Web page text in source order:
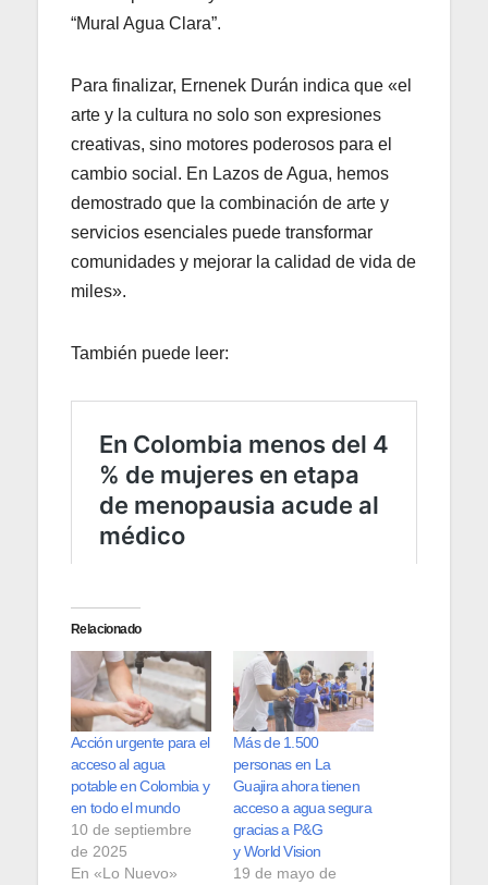
“Mural Agua Clara”.
Para finalizar, Ernenek Durán indica que «el
arte y la cultura no solo son expresiones
creativas, sino motores poderosos para el
cambio social. En Lazos de Agua, hemos
demostrado que la combinación de arte y
servicios esenciales puede transformar
comunidades y mejorar la calidad de vida de
miles».
También puede leer:
Relacionado
Acción urgente para el
acceso al agua
potable en Colombia y
en todo el mundo
10 de septiembre
de 2025
En «Lo Nuevo»
Más de 1.500
personas en La
Guajira ahora tienen
acceso a agua segura
gracias a P&G
y World Vision
19 de mayo de